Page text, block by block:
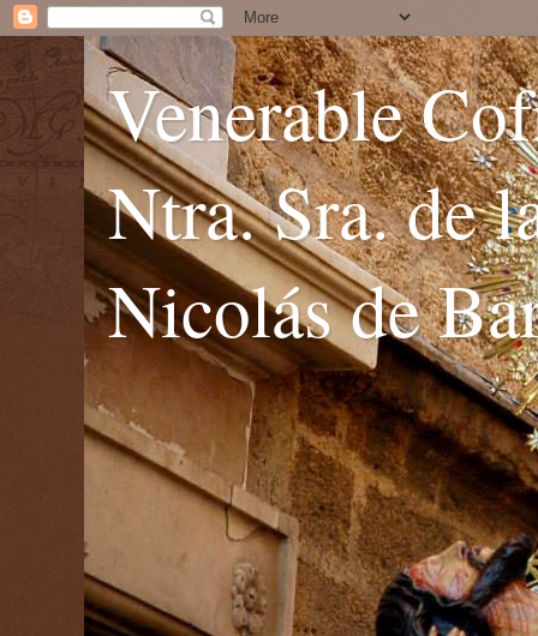
Venerable
Ntra. Sra. de
Nicolás de